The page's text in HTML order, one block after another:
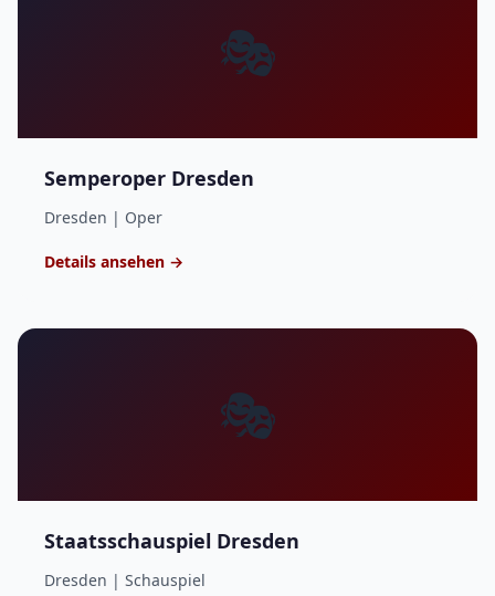
🎭
Semperoper Dresden
Dresden | Oper
Details ansehen →
🎭
Staatsschauspiel Dresden
Dresden | Schauspiel